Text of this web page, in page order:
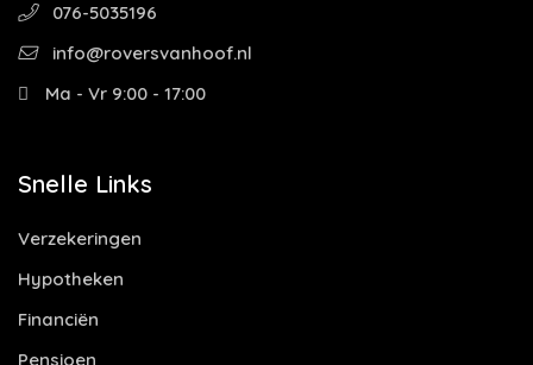
076-5035196
info@roversvanhoof.nl
Ma - Vr 9:00 - 17:00
Snelle Links
Verzekeringen
Hypotheken
Financiën
Pensioen